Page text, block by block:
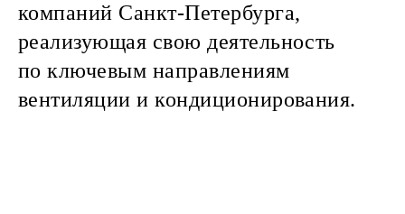
компаний Санкт-Петербурга,
реализующая свою деятельность
по ключевым направлениям
вентиляции и кондиционирования.